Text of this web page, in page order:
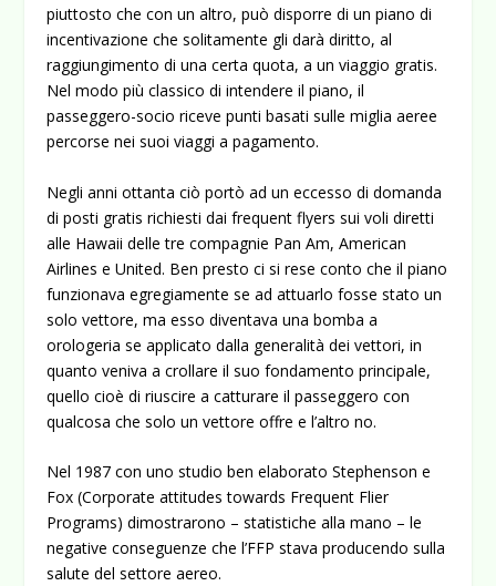
piuttosto che con un altro, può disporre di un piano di
incentivazione che solitamente gli darà diritto, al
raggiungimento di una certa quota, a un viaggio gratis.
Nel modo più classico di intendere il piano, il
passeggero-socio riceve punti basati sulle miglia aeree
percorse nei suoi viaggi a pagamento.
Negli anni ottanta ciò portò ad un eccesso di domanda
di posti gratis richiesti dai frequent flyers sui voli diretti
alle Hawaii delle tre compagnie Pan Am, American
Airlines e United. Ben presto ci si rese conto che il piano
funzionava egregiamente se ad attuarlo fosse stato un
solo vettore, ma esso diventava una bomba a
orologeria se applicato dalla generalità dei vettori, in
quanto veniva a crollare il suo fondamento principale,
quello cioè di riuscire a catturare il passeggero con
qualcosa che solo un vettore offre e l’altro no.
Nel 1987 con uno studio ben elaborato Stephenson e
Fox (Corporate attitudes towards Frequent Flier
Programs) dimostrarono – statistiche alla mano – le
negative conseguenze che l’FFP stava producendo sulla
salute del settore aereo.